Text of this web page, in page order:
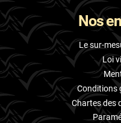
Nos
Le sur-
Loi
Conditions
Chartes des